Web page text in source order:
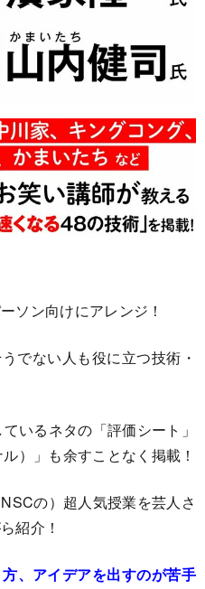
ソン向けにアレンジ！
でない人も役に立つ技術・
いるネタの「評価シート」
）」も余すことなく掲載！
の）超人気授業を芸人さ
紹介！
、アイデアを出すのが苦手